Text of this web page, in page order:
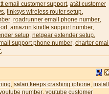
email customer support, at&t customer
linksys wireless router setup
roadrunner email phone number
, amazon kindle support number
setup netgear extender setup
support phone number charter email
safari keeps crashing iphone install
number youtube customer